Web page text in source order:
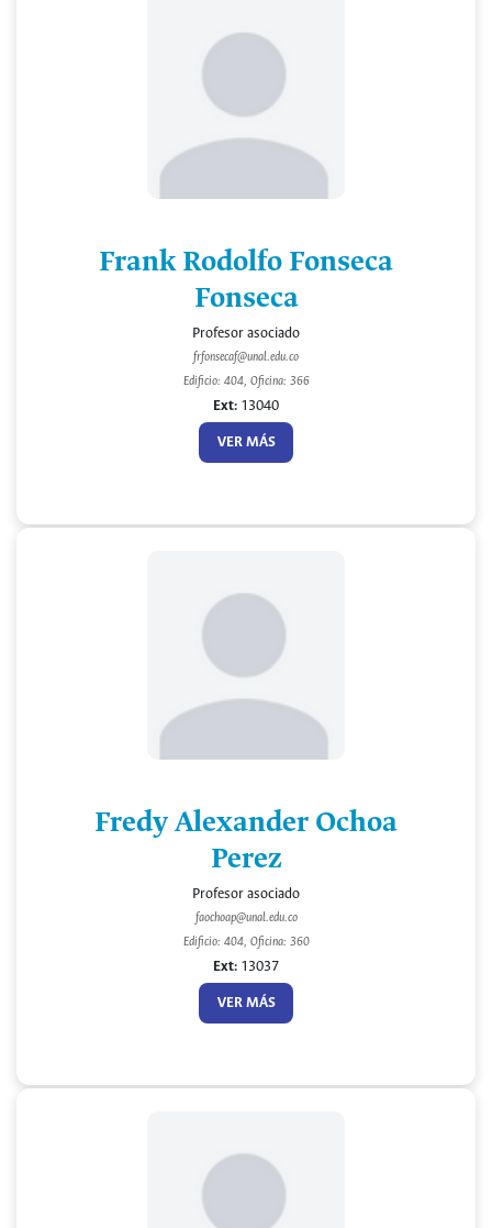
Frank Rodolfo Fonseca
Fonseca
Profesor asociado
frfonsecaf@unal.edu.co
Edificio: 404, Oficina: 366
Ext: 13040
VER MÁS
Fredy Alexander Ochoa
Perez
Profesor asociado
faochoap@unal.edu.co
Edificio: 404, Oficina: 360
Ext: 13037
VER MÁS